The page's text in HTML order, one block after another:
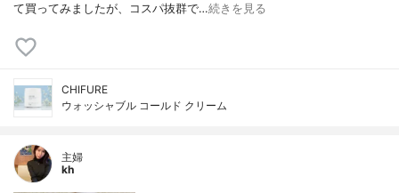
て買ってみましたが、コスパ抜群で…続きを見る
CHIFURE
ウォッシャブル コールド クリーム
主婦
kh